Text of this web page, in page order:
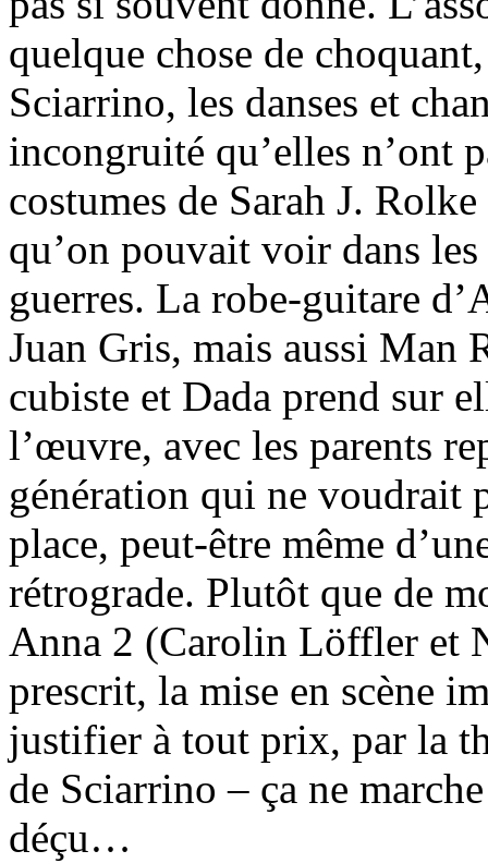
quelque chose de
Sciarrino, les danses et
incongruité qu’elles n’ont
costumes de Sarah J.
qu’on pouvait voir dans
guerres. La robe-guitare
Juan Gris, mais aussi Man
cubiste et Dada prend sur
l’œuvre, avec les parents
génération qui ne voudrait
place, peut-être même
rétrograde. Plutôt que de
Anna 2 (Carolin Löffler et
prescrit, la mise en scène
justifier à tout prix, par la
de Sciarrino – ça ne
déçu…